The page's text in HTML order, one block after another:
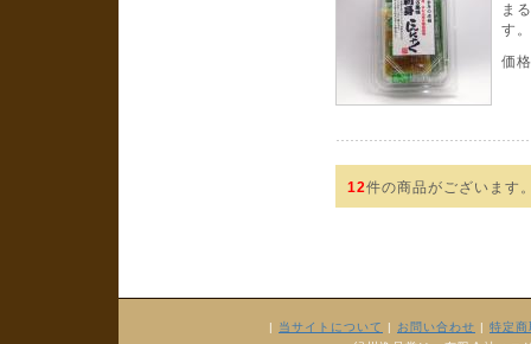
ま
す。
価格
12件の商品がございます
| 当サイトについて | お問い合わせ | 特定